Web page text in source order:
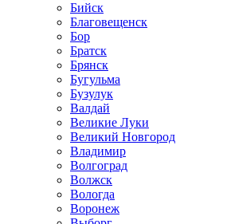
Бийск
Благовещенск
Бор
Братск
Брянск
Бугульма
Бузулук
Валдай
Великие Луки
Великий Новгород
Владимир
Волгоград
Волжск
Вологда
Воронеж